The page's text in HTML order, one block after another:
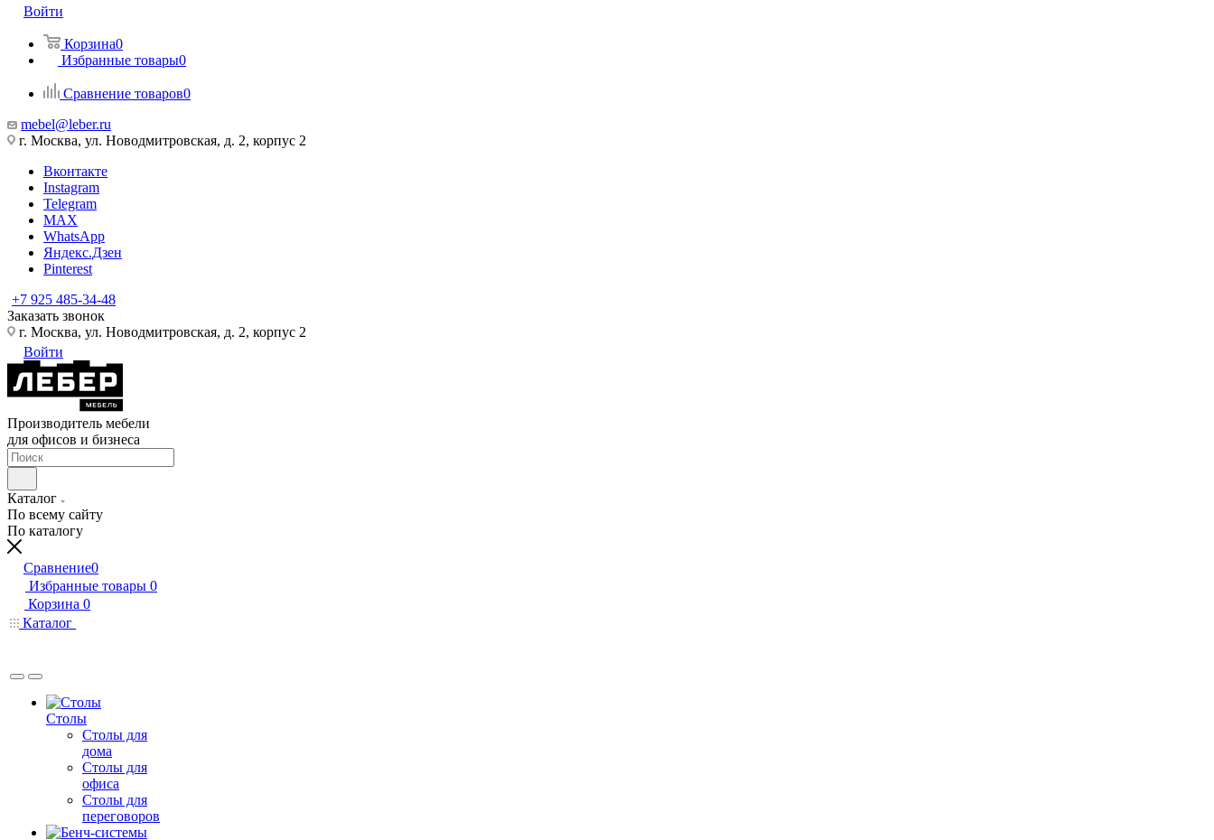
Войти
Корзина0
Избранные товары0
Сравнение товаров0
mebel@leber.ru
г. Москва, ул. Новодмитровская, д. 2, корпус 2
Вконтакте
Instagram
Telegram
MAX
WhatsApp
Яндекс.Дзен
Pinterest
+7 925 485-34-48
Заказать звонок
г. Москва, ул. Новодмитровская, д. 2, корпус 2
Войти
Производитель мебели
для офисов и бизнеса
Каталог
По всему сайту
По каталогу
Сравнение0
Избранные товары 0
Корзина 0
Каталог
Столы
Столы для
дома
Столы для
офиса
Столы для
переговоров